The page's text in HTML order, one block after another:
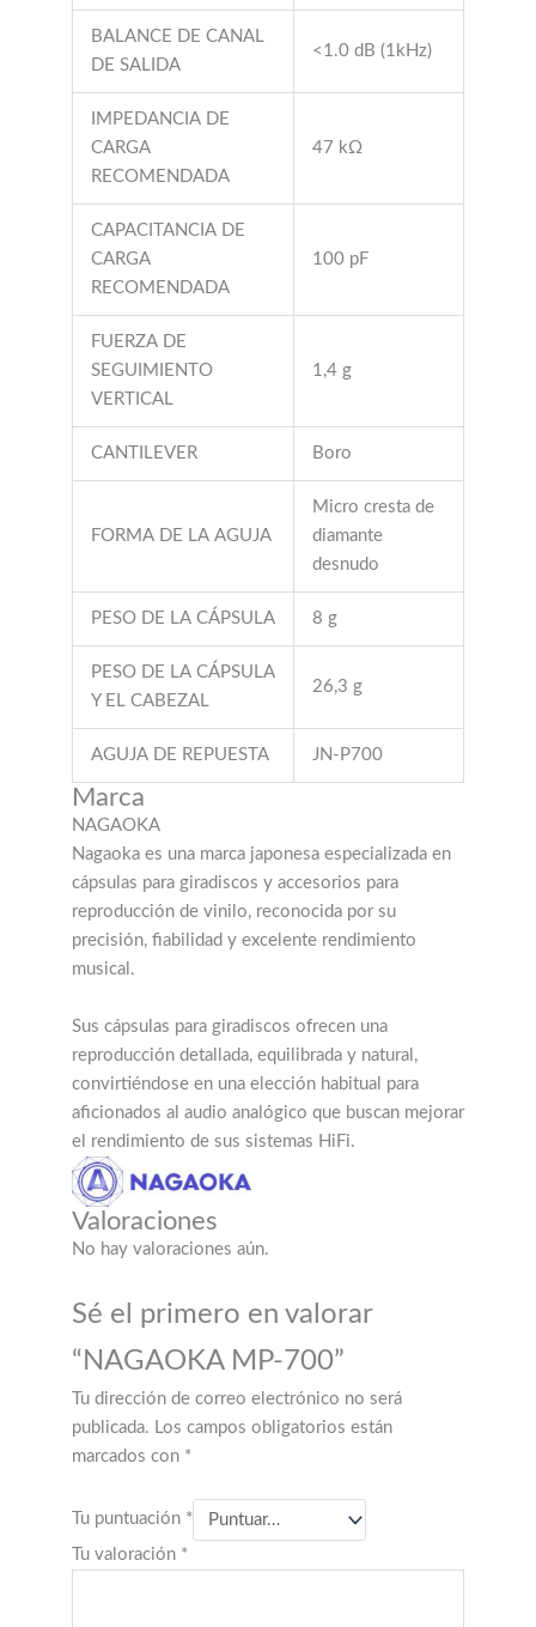
BALANCE DE CANAL
DE SALIDA
<1.0 dB (1kHz)
IMPEDANCIA DE
CARGA
RECOMENDADA
47 kΩ
CAPACITANCIA DE
CARGA
RECOMENDADA
100 pF
FUERZA DE
SEGUIMIENTO
VERTICAL
1,4 g
CANTILEVER Boro
FORMA DE LA AGUJA
Micro cresta de
diamante
desnudo
PESO DE LA CÁPSULA 8 g
PESO DE LA CÁPSULA
Y EL CABEZAL
26,3 g
AGUJA DE REPUESTA JN-P700
Marca
NAGAOKA
Nagaoka es una marca japonesa especializada en
cápsulas para giradiscos y accesorios para
reproducción de vinilo, reconocida por su
precisión, fiabilidad y excelente rendimiento
musical.
Sus cápsulas para giradiscos ofrecen una
reproducción detallada, equilibrada y natural,
convirtiéndose en una elección habitual para
aficionados al audio analógico que buscan mejorar
el rendimiento de sus sistemas HiFi.
Valoraciones
No hay valoraciones aún.
Sé el primero en valorar
“NAGAOKA MP-700”
Tu dirección de correo electrónico no será
publicada. Los campos obligatorios están
marcados con *
Tu puntuación *
Tu valoración *